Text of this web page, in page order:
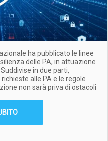
ha pubblicato le linee
delle PA, in attuazione
in due parti,
alle PA e le regole
non sarà priva di ostacoli